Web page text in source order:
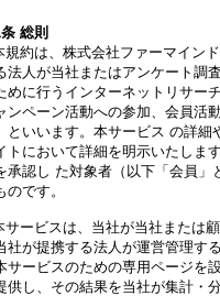
総則
規約は、株式会社ファーマイン
法人が当社またはアンケート調
めに行うインターネットリサー
ンペーン活動への参加、会員活
といいます。本サービス の詳
トにおいて詳細を明示いたしま
承認し た対象者（以下「会員」
のです。
サービスは、当社が当社または
社が提携する法人が運営管理す
サービスのための専用ページを
供し、その結果を当社が集計・